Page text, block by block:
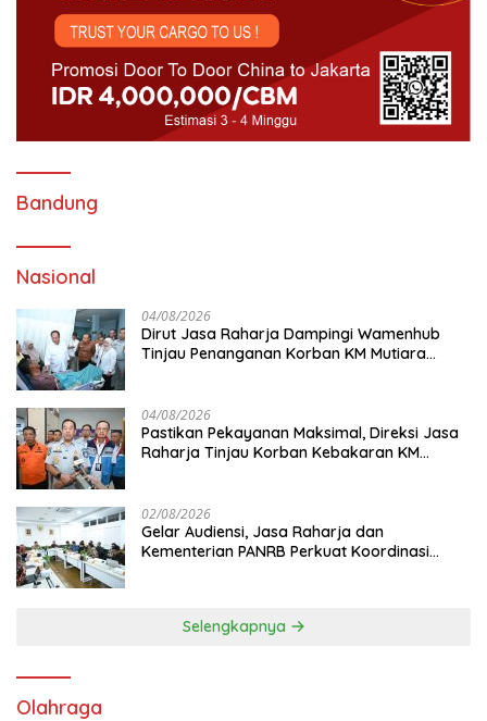
Bandung
Nasional
04/08/2026
Dirut Jasa Raharja Dampingi Wamenhub
Tinjau Penanganan Korban KM Mutiara
04/08/2026
Pastikan Pekayanan Maksimal, Direksi Jasa
Raharja Tinjau Korban Kebakaran KM
02/08/2026
Gelar Audiensi, Jasa Raharja dan
Kementerian PANRB Perkuat Koordinasi
Selengkapnya
Olahraga